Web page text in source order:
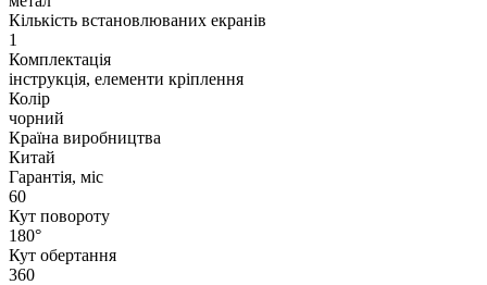
Кількість встановлюваних екранів
1
Комплектація
інструкція, елементи кріплення
Колір
чорний
Країна виробництва
Китай
Гарантія, міс
60
Кут повороту
180°
Кут обертання
360